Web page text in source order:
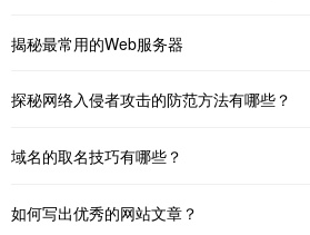
揭秘最常用的Web服务器
探秘网络入侵者攻击的防范方法有哪些？
域名的取名技巧有哪些？
如何写出优秀的网站文章？